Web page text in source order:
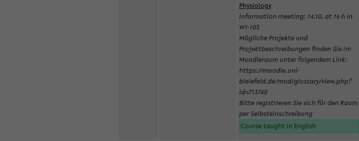
Physiology
Information meeting: 14.10. at 16 h in
W1-103
Mögliche Projekte und
Projektbeschreibungen finden Sie im
Moodleraum unter folgendem Link:
https://moodle.uni-
bielefeld.de/mod/glossary/view.php?
id=713740
Bitte registrieren Sie sich für den Raum
per Selbsteinschreibung
Course taught in English